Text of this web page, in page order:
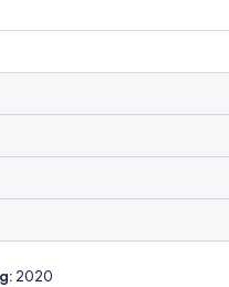
2020